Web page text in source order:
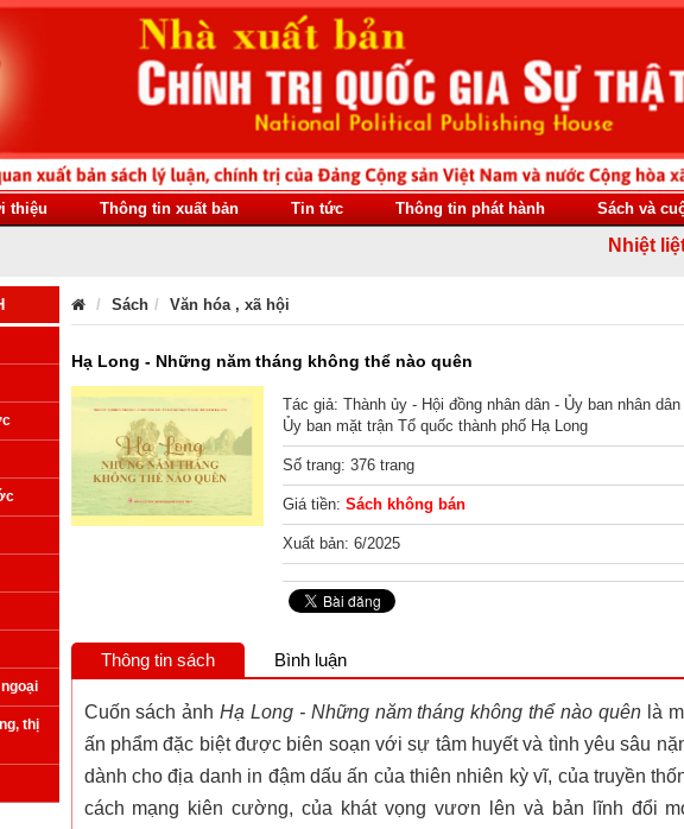
thiệu Thông tin xuất bản Tin tức Thông tin phát hành Sách và
Nhiệt liệt
thị
Sách Văn hóa , xã hội
Hạ Long - Những năm tháng không thể nào quên
Tác giả: Thành ủy - Hội đồng nhân dân - Ủy ban nhân dân
Ủy ban mặt trận Tổ quốc thành phố Hạ Long
Số trang: 376 trang
Giá tiền: Sách không bán
Xuất bản: 6/2025
Thông tin sách Bình luận
Cuốn sách ảnhHạ Long - Những năm tháng không thể nào quênlà
ấn phẩm đặc biệt được biên soạn với sự tâm huyết và tình yêu sâu
dành cho địa danh in đậm dấu ấn của thiên nhiên kỳ vĩ, của truyền
cách mạng kiên cường, của khát vọng vươn lên và bản lĩnh đổi